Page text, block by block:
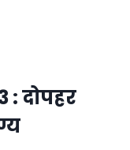
: दोपहर